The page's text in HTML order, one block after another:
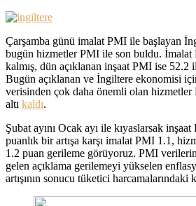
Çarşamba günü imalat PMI ile başlayan
bugün hizmetler PMI ile son buldu. İmalat
kalmış, dün açıklanan inşaat PMI ise 52.2
Bugün açıklanan ve İngiltere ekonomisi
verisinden çok daha önemli olan
altı kaldı.
Şubat ayını Ocak ayı ile kıyaslarsak
puanlık bir artışa karşı imalat PMI 1.1,
1.2 puan gerileme görüyoruz. PMI
gelen açıklama gerilemeyi yükselen
artışının sonucu tüketici harcamalarındaki